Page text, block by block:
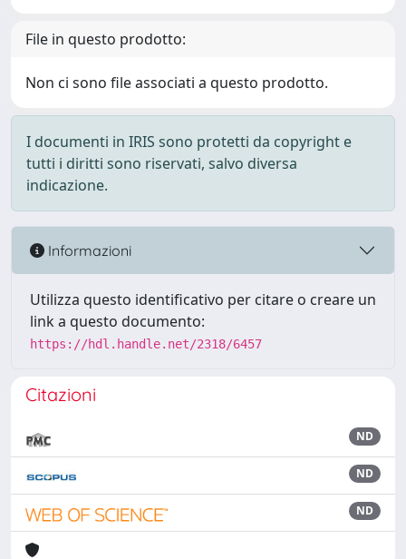
File in questo prodotto:
Non ci sono file associati a questo prodotto.
I documenti in IRIS sono protetti da copyright e
tutti i diritti sono riservati, salvo diversa
indicazione.
Informazioni
Utilizza questo identificativo per citare o creare un
link a questo documento:
https://hdl.handle.net/2318/6457
Citazioni
ND
ND
ND